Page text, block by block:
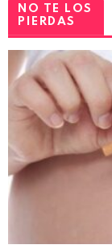
NO TE LOS
PIERDAS